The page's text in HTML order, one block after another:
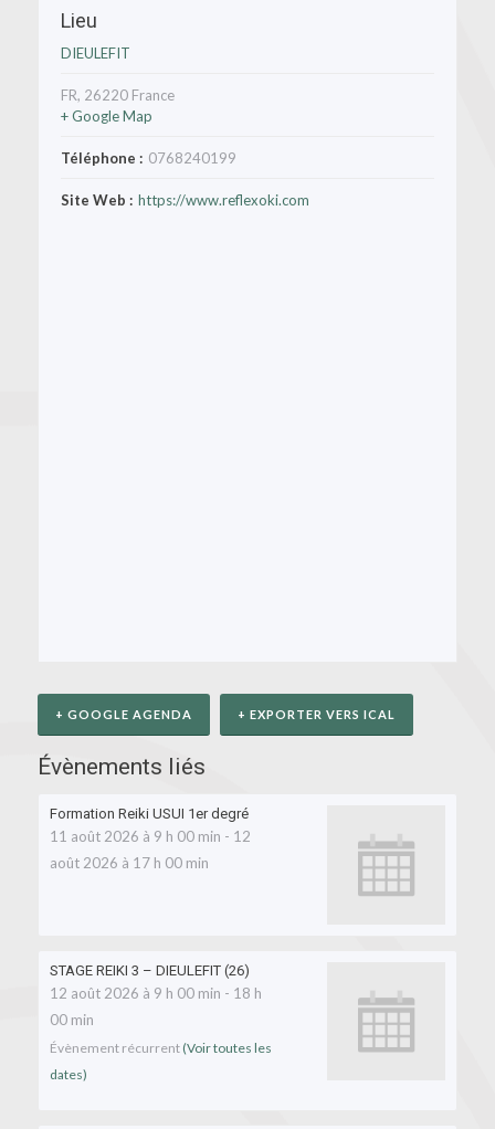
Lieu
DIEULEFIT
FR, 26220 France
+ Google Map
Téléphone : 0768240199
Site Web : https://www.reflexoki.com
+ GOOGLE AGENDA + EXPORTER VERS ICAL
Évènements liés
Formation Reiki USUI 1er degré
11 août 2026 à 9 h 00 min - 12
août 2026 à 17 h 00 min
STAGE REIKI 3 – DIEULEFIT (26)
12 août 2026 à 9 h 00 min - 18 h
00 min
Évènement récurrent (Voir toutes les
dates)